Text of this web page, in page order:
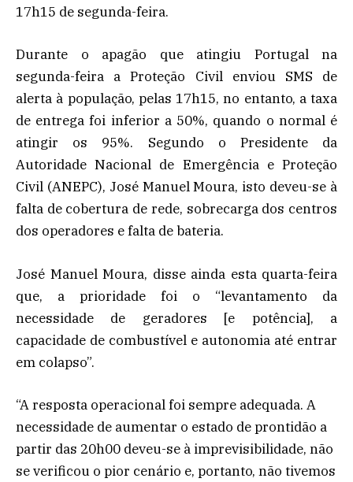
17h15 de segunda-feira.
Durante o apagão que atingiu Portugal na
segunda-feira a Proteção Civil enviou SMS de
alerta à população, pelas 17h15, no entanto, a taxa
de entrega foi inferior a 50%, quando o normal é
atingir os 95%. Segundo o Presidente da
Autoridade Nacional de Emergência e Proteção
Civil (ANEPC), José Manuel Moura, isto deveu-se à
falta de cobertura de rede, sobrecarga dos centros
dos operadores e falta de bateria.
José Manuel Moura, disse ainda esta quarta-feira
que, a prioridade foi o “levantamento da
necessidade de geradores [e potência], a
capacidade de combustível e autonomia até entrar
em colapso”.
“A resposta operacional foi sempre adequada. A
necessidade de aumentar o estado de prontidão a
partir das 20h00 deveu-se à imprevisibilidade, não
se verificou o pior cenário e, portanto, não tivemos